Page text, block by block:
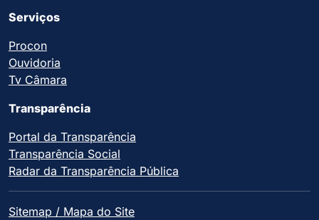
Serviços
Procon
Ouvidoria
Tv Câmara
Transparência
Portal da Transparência
Transparência Social
Radar da Transparência Pública
Sitemap / Mapa do Site